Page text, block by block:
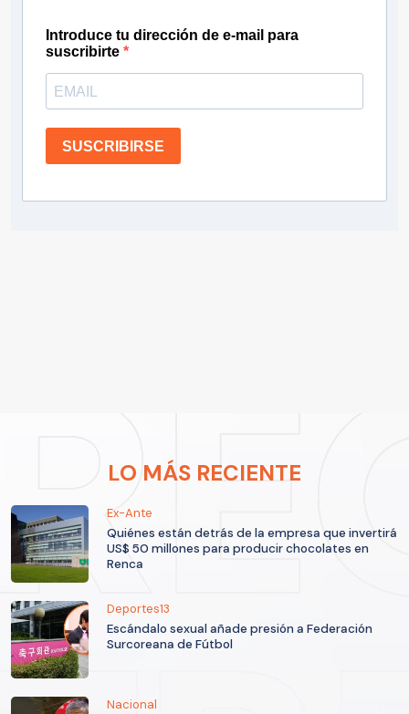
Introduce tu dirección de e-mail para
suscribirte
SUSCRIBIRSE
LO MÁS RECIENTE
Ex-Ante
Quiénes están detrás de la empresa que invertirá
US$ 50 millones para producir chocolates en
Renca
Deportes13
Escándalo sexual añade presión a Federación
Surcoreana de Fútbol
Nacional